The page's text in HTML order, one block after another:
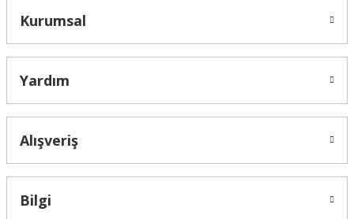
Kurumsal
Yardım
Alışveriş
Bilgi